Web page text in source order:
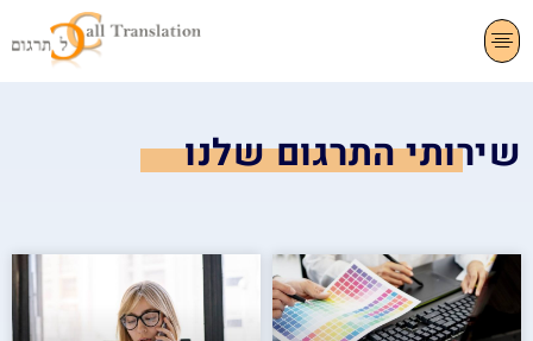
שירותי התרגום שלנו